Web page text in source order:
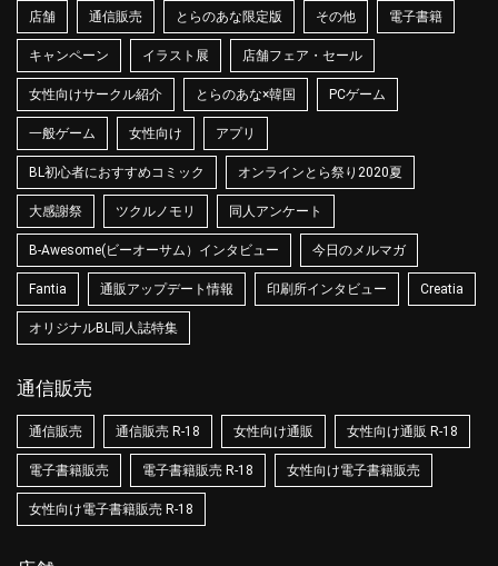
店舗 通信販売 とらのあな限定版 その他 電子書籍
キャンペーン イラスト展 店舗フェア・セール
女性向けサークル紹介 とらのあな×韓国 PCゲーム
一般ゲーム 女性向け アプリ
BL初心者におすすめコミック オンラインとら祭り2020夏
大感謝祭 ツクルノモリ 同人アンケート
B-Awesome(ビーオーサム）インタビュー 今日のメルマガ
Fantia 通販アップデート情報 印刷所インタビュー Creatia
オリジナルBL同人誌特集
通信販売
通信販売 通信販売 R-18 女性向け通販 女性向け通販 R-18
電子書籍販売 電子書籍販売 R-18 女性向け電子書籍販売
女性向け電子書籍販売 R-18